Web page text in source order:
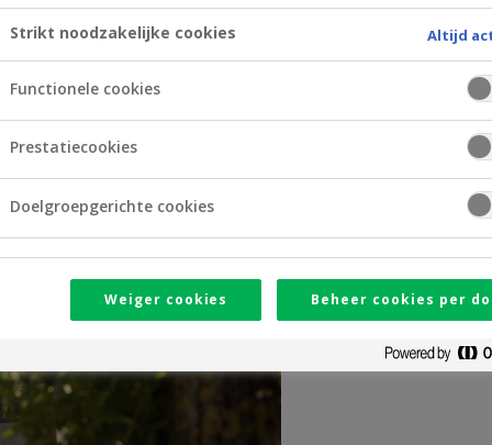
Strikt noodzakelijke cookies Altijd
Functionele cookies
Prestatiecookies
Doelgroepgerichte cookies
Weiger cookies Beheer cookies per